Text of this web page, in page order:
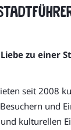
zu einer
seit 2008
und
kulturellen